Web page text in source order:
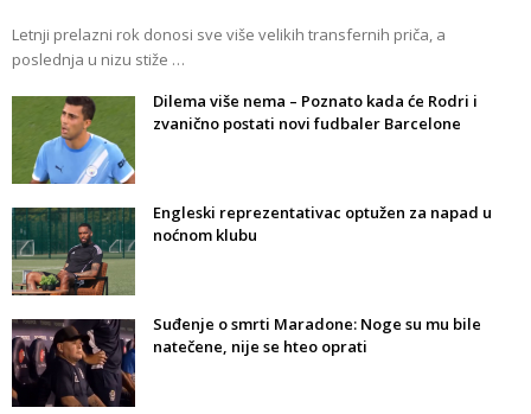
Letnji prelazni rok donosi sve više velikih transfernih priča, a
poslednja u nizu stiže …
Dilema više nema – Poznato kada će Rodri i
zvanično postati novi fudbaler Barcelone
Engleski reprezentativac optužen za napad u
noćnom klubu
Suđenje o smrti Maradone: Noge su mu bile
natečene, nije se hteo oprati